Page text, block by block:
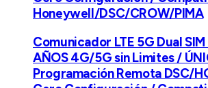
Honeywell/DSC/CROW/PIMA
Comunicador LTE 5G Dual
AÑOS 4G/5G sin Limites /
Programación Remota DSC/